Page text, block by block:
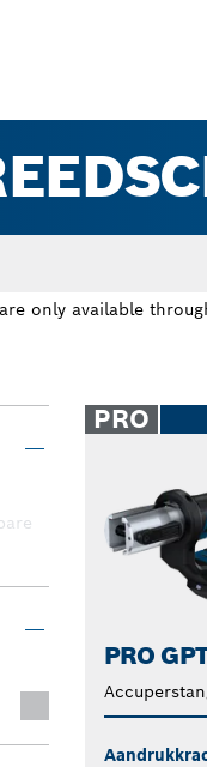
only available
PRO
PRO